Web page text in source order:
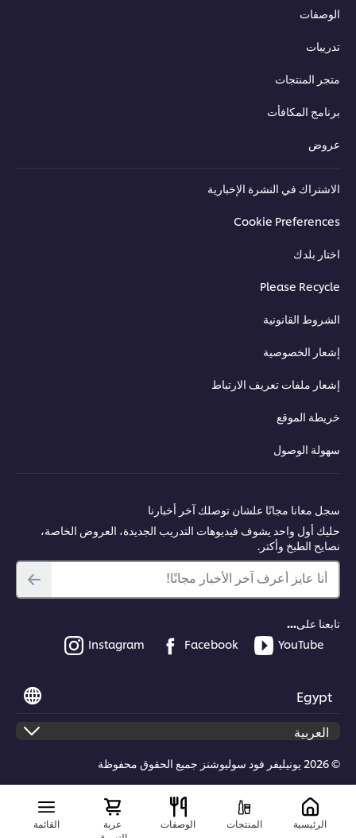
الوصفات
تدريبات
متجر المنتجات
برنامج المكافأت
عروض
الاشتراك في النشرة الإخبارية
Cookie Preferences
اختار بلدك
Please Recycle
الشروط القانونية
إشعار الخصوصية
إشعار ملفات تعريف الارتباط
خريطة الموقع
سهولة الوصول
سجل معانا مجانًا علشان توصلك آخر أخبارنا
حليك أول واحد يشوف فيديوهات التدريب الجديدة، العروض الخاصة،
نصايح الطبخ وأكتر.
أنا عايز أعرف آخر الأخبار مجانًا!
تابعنا على...
YouTube
Facebook
Instagram
Egypt
© 2026 يونيليفر فود سوليوشنز جميع الحقوق محفوظة
الرئيسية المنتجات الوصفات
عربة
القائمة